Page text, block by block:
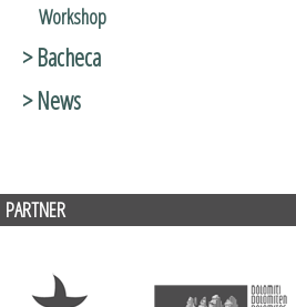
Workshop
> Bacheca
> News
PARTNER